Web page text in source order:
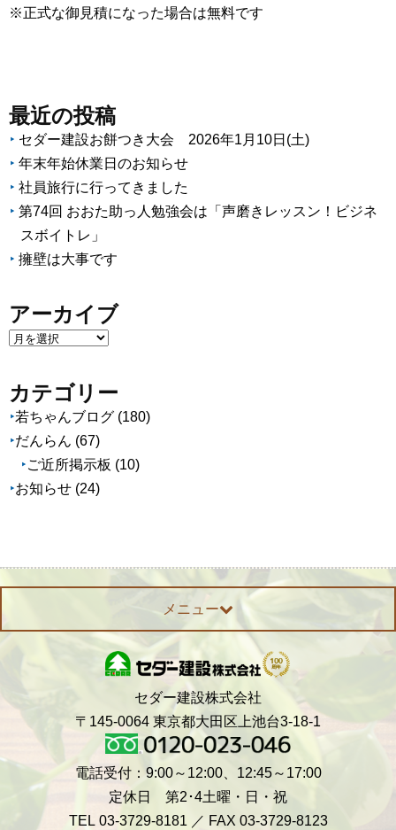
※正式な御見積になった場合は無料です
最近の投稿
セダー建設お餅つき大会 2026年1月10日(土)
年末年始休業日のお知らせ
社員旅行に行ってきました
第74回 おおた助っ人勉強会は「声磨きレッスン！ビジネ
スボイトレ」
擁壁は大事です
アーカイブ
ア
カ
イ
ブ
カテゴリー
若ちゃんブログ (180)
だんらん (67)
ご近所掲示板 (10)
お知らせ (24)
メニュー
セダー建設株式会社
〒145-0064 東京都大田区上池台3-18-1
電話受付：9:00～12:00、12:45～17:00
定休日 第2･4土曜・日・祝
TEL 03-3729-8181 ／ FAX 03-3729-8123